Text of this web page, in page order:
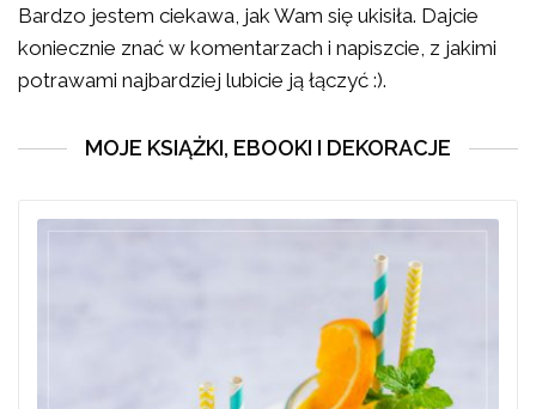
Bardzo jestem ciekawa, jak Wam się ukisiła. Dajcie
koniecznie znać w komentarzach i napiszcie, z jakimi
potrawami najbardziej lubicie ją łączyć :).
MOJE KSIĄŻKI, EBOOKI I DEKORACJE